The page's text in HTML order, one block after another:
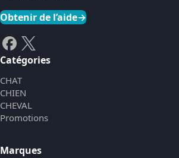
Obtenir de l’aide→
Catégories
CHAT
CHIEN
CHEVAL
Promotions
Marques